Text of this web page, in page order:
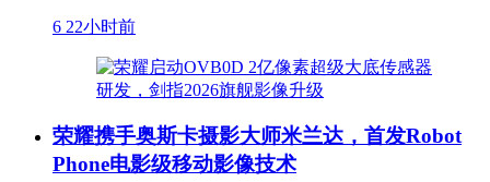
6 22小时前
荣耀携手奥斯卡摄影大师米兰达，首发Robot
Phone电影级移动影像技术